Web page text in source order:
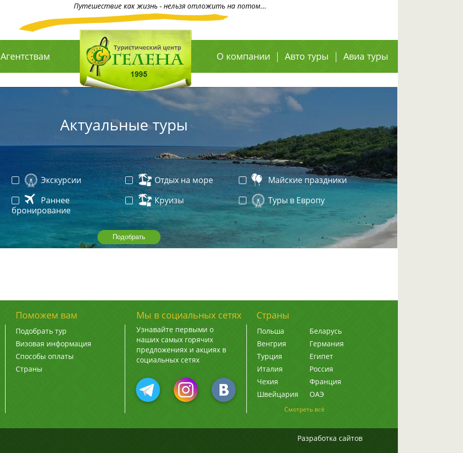
Путешествие как жизнь - нельзя отложить на потом...
Агентствам О компании Авто туры Авиа туры
Актуальные туры
Экскурсии Отдых на море
Майские праздники
Раннее
бронирование
Круизы Туры в Европу
Подобрать
Поможем вам
Подобрать тур
Визовая информация
Способы оплаты
Страны
Мы в социальных сетях
Узнавайте первыми о
наших самых горячих
предложениях и акциях в
социальных сетях
Страны
Польша
Беларусь
Венгрия
Германия
Турция
Египет
Италия
Россия
Чехия
Франция
Швейцария
ОАЭ
Смотреть всё
Разработка сайтов